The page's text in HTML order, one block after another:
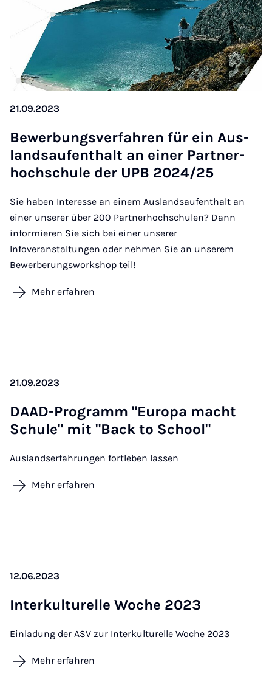
21.09.2023
Be­wer­bungs­ver­fah­ren für ein Aus­
lands­auf­ent­halt an ei­ner Part­ner­
hoch­schu­le der UPB 2024/25
Sie haben Interesse an einem Auslandsaufenthalt an
einer unserer über 200 Partnerhochschulen? Dann
informieren Sie sich bei einer unserer
Infoveranstaltungen oder nehmen Sie an unserem
Bewerberungsworkshop teil!
Mehr erfahren
21.09.2023
DAAD-Pro­gramm "Eu­r­o­pa macht
Schu­le" mit "Back to School"
Auslandserfahrungen fortleben lassen
Mehr erfahren
12.06.2023
In­ter­kul­tu­rel­le Wo­che 2023
Einladung der ASV zur Interkulturelle Woche 2023
Mehr erfahren